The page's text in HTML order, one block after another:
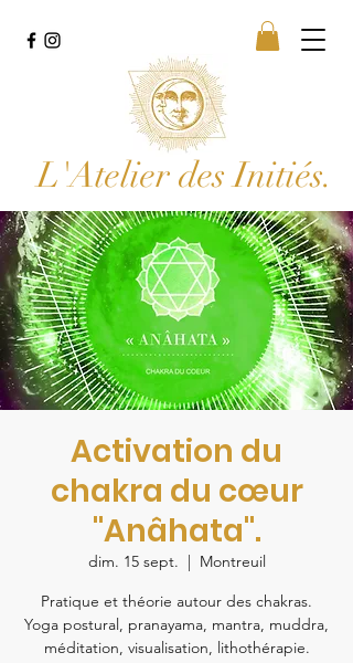
L'Atelier des Initiés.
Activation du
chakra du cœur
"Anâhata".
dim. 15 sept.
Montreuil
Pratique et théorie autour des chakras.
Yoga postural, pranayama, mantra, muddra,
méditation, visualisation, lithothérapie.